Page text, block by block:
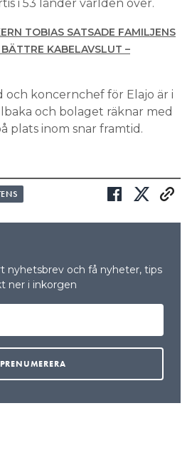
i 53 länder världen över.
TOBIAS SATSADE FAMILJENS
KABELAVSLUT –
och koncernchef för Elajo är i
och bolaget räknar med
plats inom snar framtid.
nyhetsbrev och få nyheter, tips
ner i inkorgen